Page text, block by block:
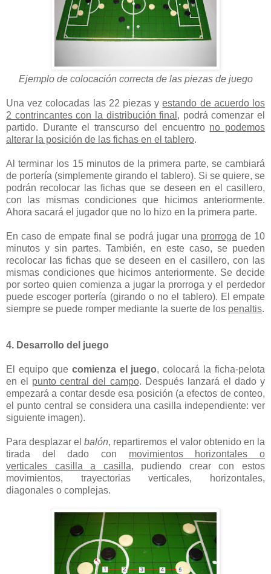
Ejemplo de colocación correcta de las piezas de juego
Una vez colocadas las 22 piezas yestando de acuerdo los
2 contrincantes con la distribución final , podrá comenzar el
partido. Durante el transcurso del encuentro no podemos
alterar la posición de las fichas en el tablero.
Al terminar los 15 minutos de la primera parte, se cambiará
de portería (simplemente girando el tablero). Si se quiere, se
podrán recolocar las fichas que se deseen en el casillero,
con las mismas condiciones que hicimos anteriormente.
Ahora sacará el jugador que no lo hizo en la primera parte.
En caso de empate final se podrá jugar una prorroga de 10
minutos y sin partes. También, en este caso, se pueden
recolocar las fichas que se deseen en el casillero, con las
mismas condiciones que hicimos anteriormente. Se decide
por sorteo quien comienza a jugar la prorroga y el perdedor
puede escoger portería (girando o no el tablero). El empate
siempre se puede romper mediante la suerte de los penaltis.
4. Desarrollo del juego
El equipo que comienza el juego, colocará la ficha-pelota
en el punto central del campo. Después lanzará el dado y
empezará a contar desde esa posición (a efectos de conteo,
el punto central se considera una casilla independiente: ver
siguiente imagen).
Para desplazar elbalón, repartiremos el valor obtenido en la
tirada del dado con movimientos horizontales o
verticales casilla a casilla, pudiendo crear con estos
movimientos, trayectorias verticales, horizontales,
diagonales o complejas.